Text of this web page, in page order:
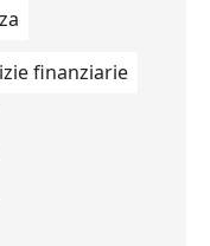
finanziarie